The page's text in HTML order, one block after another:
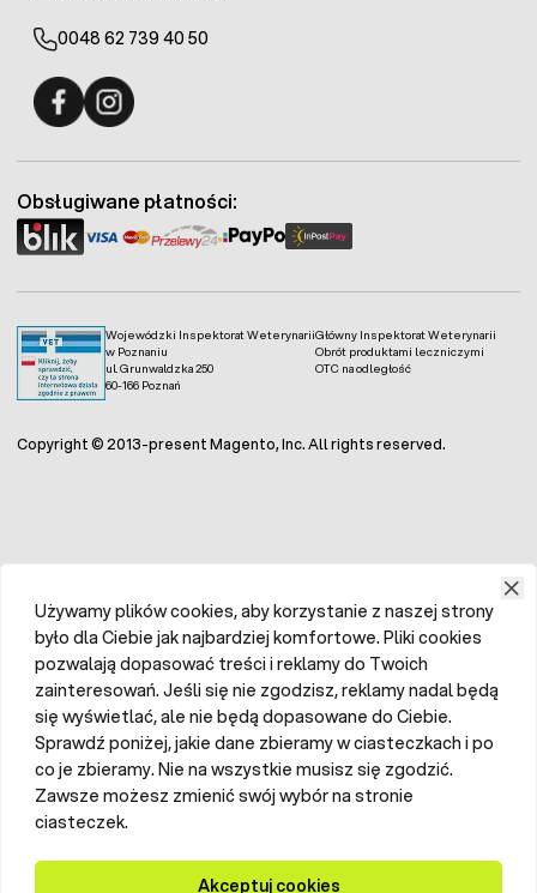
0048 62 739 40 50
Wojewódzki Inspektorat Weterynarii
w Poznaniu
ul. Grunwaldzka 250
60-166 Poznań
Główny Inspektorat Weterynarii
Obrót produktami leczniczymi
OTC na odległość
Obsługiwane płatności:
Copyright © 2013-present Magento, Inc. All rights reserved.
Używamy plików cookies, aby korzystanie z naszej strony
było dla Ciebie jak najbardziej komfortowe. Pliki cookies
pozwalają dopasować treści i reklamy do Twoich
zainteresowań. Jeśli się nie zgodzisz, reklamy nadal będą
się wyświetlać, ale nie będą dopasowane do Ciebie.
Sprawdź poniżej, jakie dane zbieramy w ciasteczkach i po
co je zbieramy. Nie na wszystkie musisz się zgodzić.
Zawsze możesz zmienić swój wybór na stronie
ciasteczek.
Akceptuj cookies